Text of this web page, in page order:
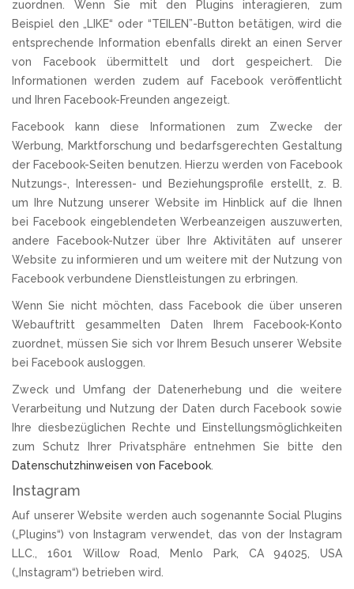
zuordnen. Wenn Sie mit den Plugins interagieren, zum
Beispiel den „LIKE“ oder “TEILEN”-Button betätigen, wird die
entsprechende Information ebenfalls direkt an einen Server
von Facebook übermittelt und dort gespeichert. Die
Informationen werden zudem auf Facebook veröffentlicht
und Ihren Facebook-Freunden angezeigt.
Facebook kann diese Informationen zum Zwecke der
Werbung, Marktforschung und bedarfsgerechten Gestaltung
der Facebook-Seiten benutzen. Hierzu werden von Facebook
Nutzungs-, Interessen- und Beziehungsprofile erstellt, z. B.
um Ihre Nutzung unserer Website im Hinblick auf die Ihnen
bei Facebook eingeblendeten Werbeanzeigen auszuwerten,
andere Facebook-Nutzer über Ihre Aktivitäten auf unserer
Website zu informieren und um weitere mit der Nutzung von
Facebook verbundene Dienstleistungen zu erbringen.
Wenn Sie nicht möchten, dass Facebook die über unseren
Webauftritt gesammelten Daten Ihrem Facebook-Konto
zuordnet, müssen Sie sich vor Ihrem Besuch unserer Website
bei Facebook ausloggen.
Zweck und Umfang der Datenerhebung und die weitere
Verarbeitung und Nutzung der Daten durch Facebook sowie
Ihre diesbezüglichen Rechte und Einstellungsmöglichkeiten
zum Schutz Ihrer Privatsphäre entnehmen Sie bitte den
Datenschutzhinweisen von Facebook.
Instagram
Auf unserer Website werden auch sogenannte Social Plugins
(„Plugins“) von Instagram verwendet, das von der Instagram
LLC., 1601 Willow Road, Menlo Park, CA 94025, USA
(„Instagram“) betrieben wird.